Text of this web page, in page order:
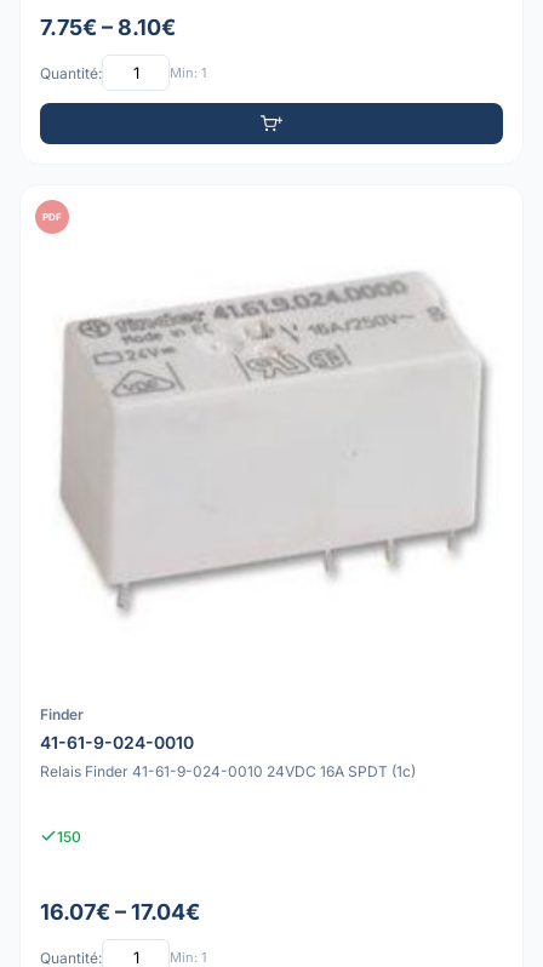
7.75€ – 8.10€
Quantité: Min: 1
PDF
Finder
41-61-9-024-0010
Relais Finder 41-61-9-024-0010 24VDC 16A SPDT (1c)
150
16.07€ – 17.04€
Quantité: Min: 1